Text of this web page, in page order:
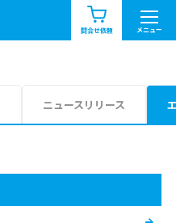
問合せ依頼 メニュー
お知らせ一覧
を見る
中国・四国
ニュースリリース